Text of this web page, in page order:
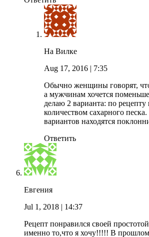
На Вилке
Aug 17, 2016 | 7:35
Обычно женщины говорят,
а мужчинам хочется
делаю 2 варианта: по
количеством сахарного
вариантов находятся
Ответить
Евгения
Jul 1, 2018 | 14:37
Рецепт понравился своей
именно то,что я хочу!!!!! В прошлом